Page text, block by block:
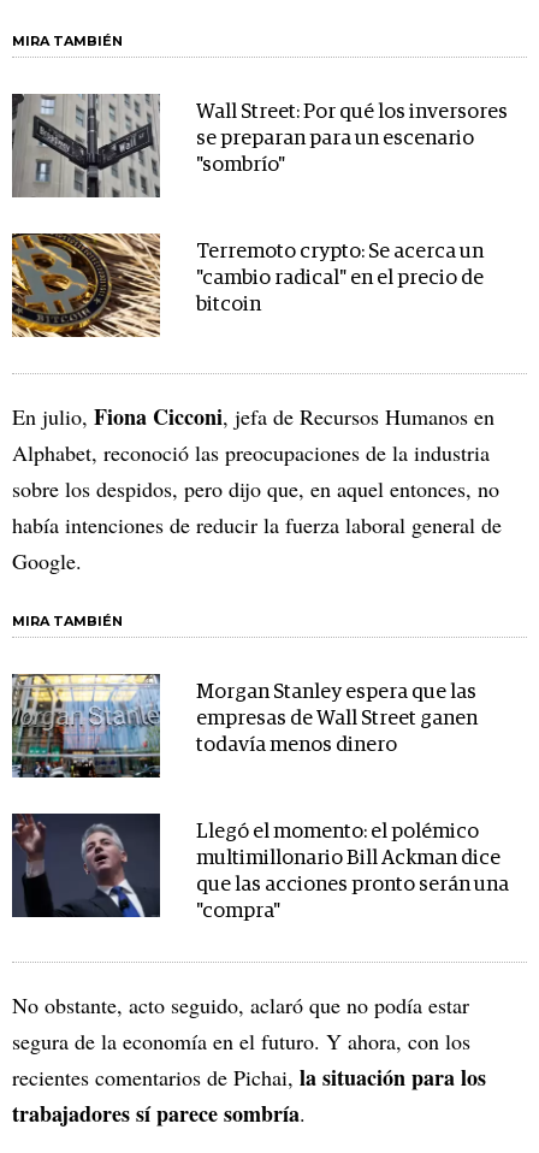
MIRA TAMBIÉN
Wall Street: Por qué los inversores
se preparan para un escenario
"sombrío"
Terremoto crypto: Se acerca un
"cambio radical" en el precio de
bitcoin
En julio, Fiona Cicconi, jefa de Recursos Humanos en
Alphabet, reconoció las preocupaciones de la industria
sobre los despidos, pero dijo que, en aquel entonces, no
había intenciones de reducir la fuerza laboral general de
Google.
MIRA TAMBIÉN
Morgan Stanley espera que las
empresas de Wall Street ganen
todavía menos dinero
Llegó el momento: el polémico
multimillonario Bill Ackman dice
que las acciones pronto serán una
"compra"
No obstante, acto seguido, aclaró que no podía estar
segura de la economía en el futuro. Y ahora, con los
recientes comentarios de Pichai, la situación para los
trabajadores sí parece sombría.